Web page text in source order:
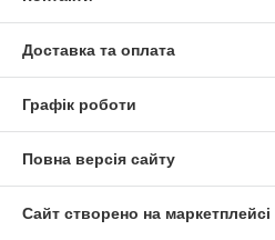
Доставка та оплата
Графік роботи
Повна версія сайту
Сайт створено на маркетплейсі